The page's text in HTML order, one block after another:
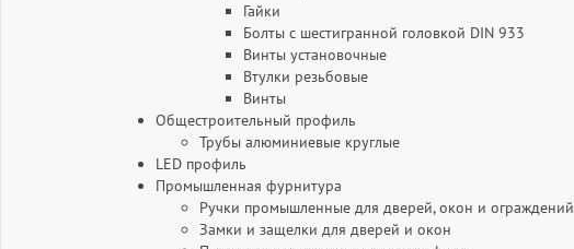
Гайки
Болты с шестигранной головкой DIN 933
Винты установочные
Втулки резьбовые
Винты
Общестроительный профиль
Трубы алюминиевые круглые
LED профиль
Промышленная фурнитура
Ручки промышленные для дверей, окон и ограждений
Замки и защелки для дверей и окон